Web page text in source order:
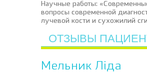
Научные работы:
вопросы современной
лучевой кости и сухожилий
ОТЗЫВЫ
Мельник Ліда